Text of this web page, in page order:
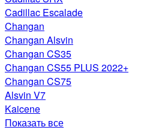
Cadillac Escalade
Changan
Changan Alsvin
Changan CS35
Changan CS55 PLUS 2022+
Changan CS75
Alsvin V7
Kaicene
Показать все